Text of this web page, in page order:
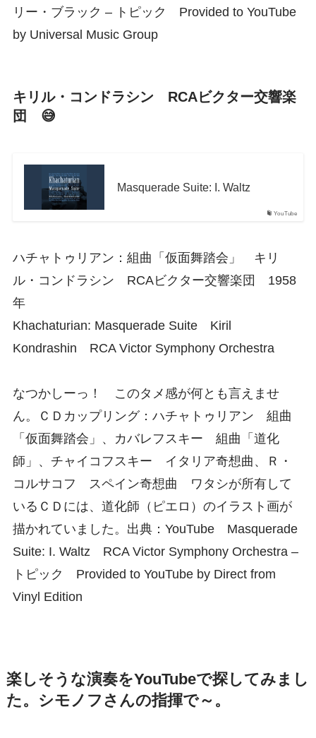
リー・ブラック – トピック Provided to YouTube
by Universal Music Group
キリル・コンドラシン RCAビクター交響楽
団 😅
YouTube
Masquerade Suite: I. Waltz
ハチャトゥリアン：組曲「仮面舞踏会」 キリ
ル・コンドラシン RCAビクター交響楽団 1958
年
Khachaturian: Masquerade Suite Kiril
Kondrashin RCA Victor Symphony Orchestra
なつかしーっ！ このタメ感が何とも言えませ
ん。ＣＤカップリング：ハチャトゥリアン 組曲
「仮面舞踏会」、カバレフスキー 組曲「道化
師」、チャイコフスキー イタリア奇想曲、Ｒ・
コルサコフ スペイン奇想曲 ワタシが所有して
いるＣＤには、道化師（ピエロ）のイラスト画が
描かれていました。出典：YouTube Masquerade
Suite: I. Waltz RCA Victor Symphony Orchestra –
トピック Provided to YouTube by Direct from
Vinyl Edition
楽しそうな演奏をYouTubeで探してみまし
た。シモノフさんの指揮で～。